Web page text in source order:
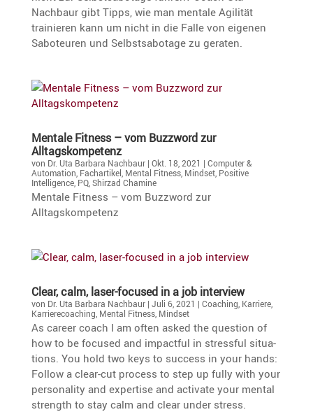
Nachbaur gibt Tipps, wie man mentale Agilität
trainieren kann um nicht in die Falle von eigenen
Saboteuren und Selbst­sa­bo­tage zu geraten.
Mentale Fitness – vom Buzzword zur
Alltagskompetenz
von Dr. Uta Barbara Nachbaur| Okt. 18, 2021 | Computer &
Automation Fachartikel Mental Fitness, Mindset, Positive
Intelligence, PQ, Shirzad Chamine
Mentale Fitness – vom Buzzword zur
Alltagskompetenz
Clear, calm, laser-focused in a job interview
von Dr. Uta Barbara Nachbaur| Juli 6, 2021 | Coaching Karriere,
Karrierecoaching Mental Fitness, Mindset
As career coach I am often asked the question of
how to be focused and impactful in stressful situa­
tions. You hold two keys to success in your hands:
Follow a clear-cut process to step up fully with your
perso­na­lity and exper­tise and activate your mental
strength to stay calm and clear under stress.